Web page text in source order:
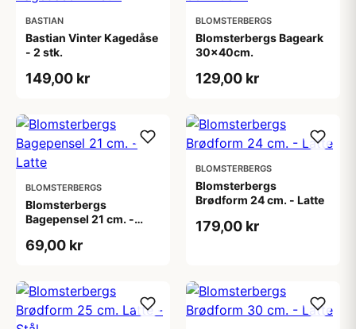
BASTIAN
Bastian Vinter Kagedåse
- 2 stk.
149,00 kr
BLOMSTERBERGS
Blomsterbergs Bageark
30x40cm.
129,00 kr
BLOMSTERBERGS
Blomsterbergs
Bagepensel 21 cm. -
69,00 kr
BLOMSTERBERGS
Blomsterbergs
Brødform 24 cm. - Latte
179,00 kr